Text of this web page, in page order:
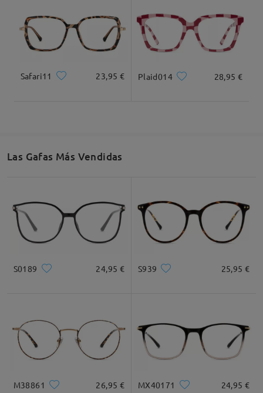
Safari11 23,95 € Plaid014 28,95 €
Las Gafas Más Vendidas
S0189 24,95 € S939 25,95 €
M38861 26,95 € MX40171 24,95 €